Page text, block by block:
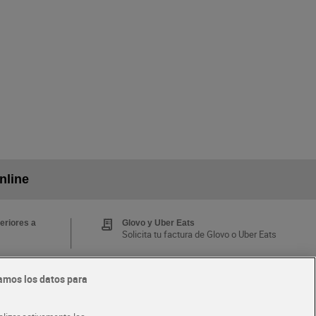
a
Glovo y Uber Eats
Solicita tu factura de Glovo o Uber Eats
los datos para